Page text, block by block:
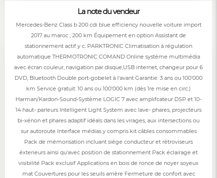
La note du vendeur
Mercedes-Benz Class b 200 cdi blue efficiency nouvelle voiture import
2017 au maroc , 200 km Équipement en option Assistant de
stationnement actif y c. PARKTRONIC Climatisation à régulation
automatique THERMOTRONIC COMAND Online système multimédia
avec écran couleur, navigation par disque,USB internet, changeur pour 6
DVD, Bluetooth Double port-gobelet à l'avant Garantie: 3 ans ou 100'000
km Service gratuit: 10 ans ou 100'000 km (dès 1re mise en circ.)
Harman/Kardon-Sound-Système LOGIC 7 avec amplifcateur DSP et 10-
14 haut- parleurs Intelligent Light System avec lave- phares, projecteurs
bi-xénon et phares adaptif idéals dans les virages, aux intersections ou
sur autoroute Interface médias y compris kit câbles consommables
Pack de mémorisation incluant siége conducteur et rétroviseurs
éxterieurs ainsi qu'avec position de stationnement Pack éclairage et
visibilité Pack exclusif Applications en bois de ronce de noyer soyeux
mat Couvertures pour les seuils arrière Fermeture de confort avec